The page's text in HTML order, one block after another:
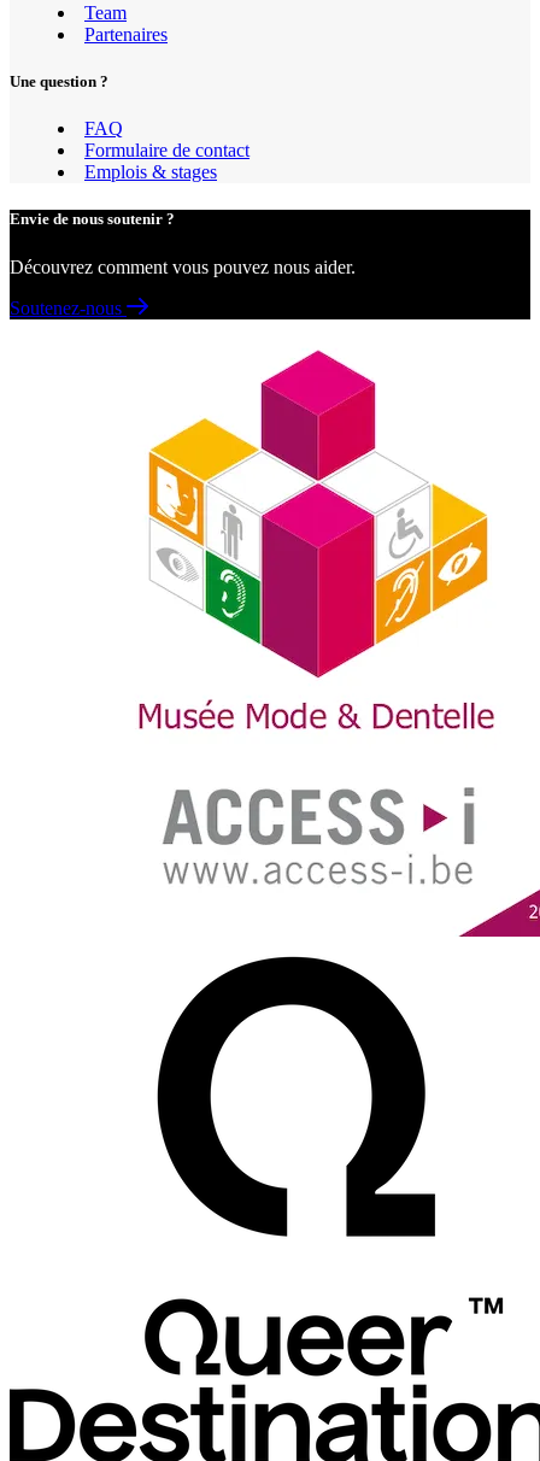
Team
Partenaires
Une question ?
FAQ
Formulaire de contact
Emplois & stages
Envie de nous soutenir ?
Découvrez comment vous pouvez nous aider.
Soutenez-nous